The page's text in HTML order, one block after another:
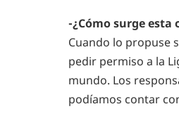
-¿Cómo surge esta
Cuando lo propuse
pedir permiso a la
mundo. Los
podíamos contar